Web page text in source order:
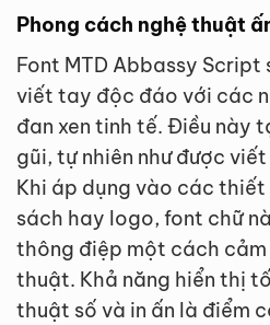
Phong cách nghệ thuật
Font MTD Abbassy Script
viết tay độc đáo với các
đan xen tinh tế. Điều này
gũi, tự nhiên như được
Khi áp dụng vào các
sách hay logo, font chữ
thông điệp một cách
thuật. Khả năng hiển thị
thuật số và in ấn là điểm